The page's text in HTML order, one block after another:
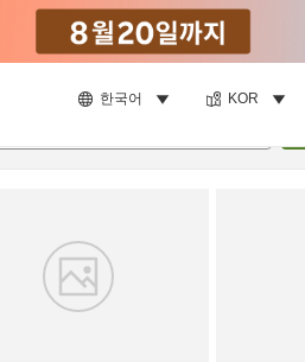
한국어 KOR